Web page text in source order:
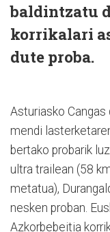
baldintzatu
korrikalari
dute proba.
Asturiasko Cangas
mendi
bertako probarik
ultra trailean (58
metatua),
nesken proban.
Azkorbebeitia